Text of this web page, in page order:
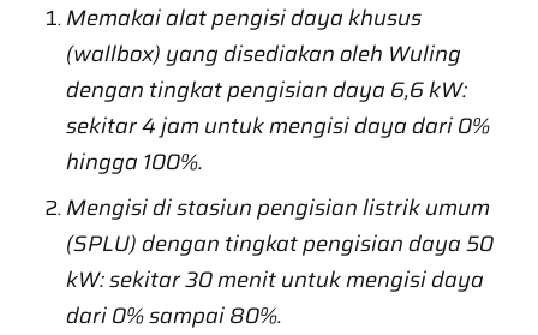
Memakai alat pengisi daya khusus
(wallbox) yang disediakan oleh Wuling
dengan tingkat pengisian daya 6,6 kW:
sekitar 4 jam untuk mengisi daya dari 0%
hingga 100%.
Mengisi di stasiun pengisian listrik umum
(SPLU) dengan tingkat pengisian daya 50
kW: sekitar 30 menit untuk mengisi daya
dari 0% sampai 80%.